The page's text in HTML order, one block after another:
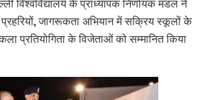
विश्वविद्यालय के प्राध्यापक निर्णायक मंडल ने
जागरूकता अभियान में सक्रिय स्कूलों के
प्रतियोगिता के विजेताओं को सम्मानित किया